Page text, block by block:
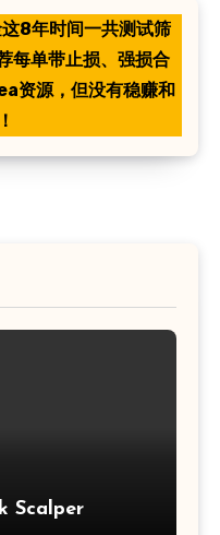
8年时间一共测试筛
每单带止损、强损合
资源，但没有稳赚和
Scalper